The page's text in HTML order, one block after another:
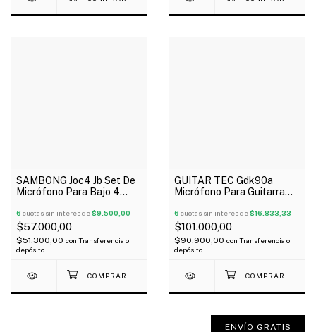
SAMBONG Joc4 Jb Set De
Micrófono Para Bajo 4
Oferta!
6 cuotas sin interés de$9.500,00
$57.000,00
$51.300,00 con Transferencia o
depósito
GUITAR TEC Gdk90a
Micrófono Para Guitarra
Crema
6 cuotas sin interés de$16.833,33
$101.000,00
$90.900,00 con Transferencia o
depósito
ENVÍO GRATIS